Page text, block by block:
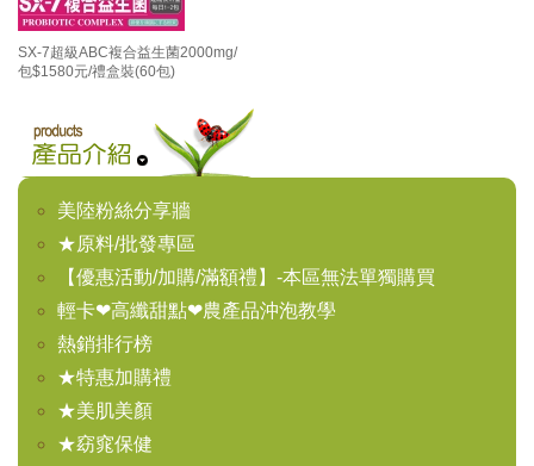
SX-7超級ABC複合益生菌2000mg/
包$1580元/禮盒裝(60包)
美陸粉絲分享牆
★原料/批發專區
【優惠活動/加購/滿額禮】-本區無法單獨購買
輕卡❤高纖甜點❤農產品沖泡教學
熱銷排行榜
★特惠加購禮
★美肌美顏
★窈窕保健